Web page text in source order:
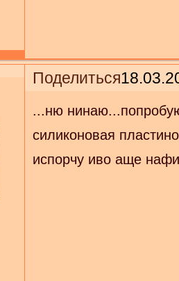
Поделиться
...ню
силиконовая
испорчу иво аще